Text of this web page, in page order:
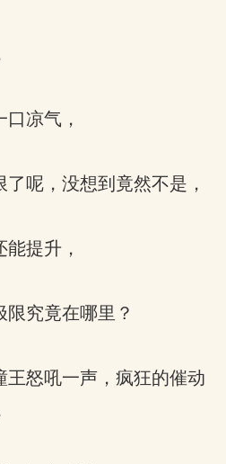
凉气，
呢，没想到竟然不是，
提升，
究竟在哪里？
怒吼一声，疯狂的催动